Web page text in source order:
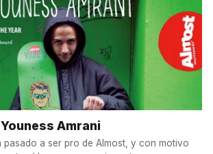
Amrani
pasado a ser pro de Almost, y con motivo